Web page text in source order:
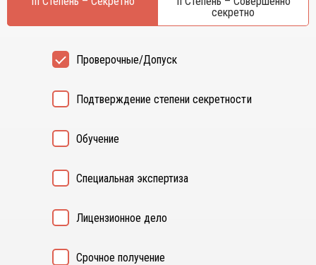
секретно
Проверочные/Допуск
Подтверждение степени секретности
Обучение
Специальная экспертиза
Лицензионное дело
Срочное получение